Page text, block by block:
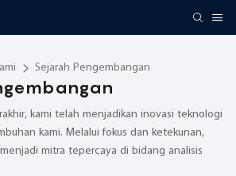
Sejarah Pengembangan
kami telah menjadikan inovasi teknologi
kami. Melalui fokus dan ketekunan,
mitra tepercaya di bidang analisis